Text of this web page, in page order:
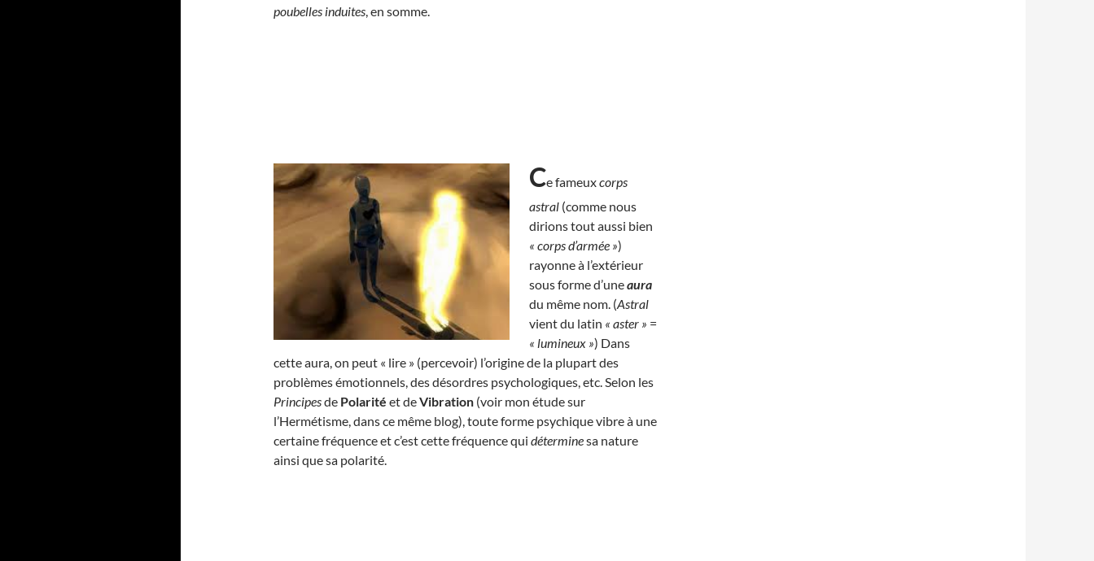
poubelles induites, en somme.
Ce fameuxcorps
astral (comme nous
dirions tout aussi bien
« corps d’armée »)
rayonne à l’extérieur
sous forme d’uneaura
du même nom. (Astral
vient du latin « aster » =
« lumineux ») Dans
cette aura, on peut « lire » (percevoir) l’origine de la plupart des
problèmes émotionnels, des désordres psychologiques, etc. Selon les
Principesde Polarité et deVibration (voir mon étude sur
l’Hermétisme, dans ce même blog), toute forme psychique vibre à une
certaine fréquence et c’est cette fréquence qui déterminesa nature
ainsi que sa polarité.